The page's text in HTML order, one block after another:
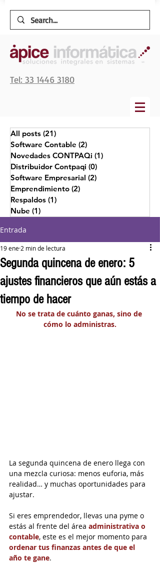
Tel: 33 1446 3180
All posts (21)
Software Contable (2)
Novedades CONTPAQi (1)
Distribuidor Contpaqi (0)
Software Empresarial (2)
Emprendimiento (2)
Respaldos (1)
Nube (1)
Entrada
Segunda quincena de enero: 5
ajustes financieros que aún estás a
tiempo de hacer
19 ene 2 min de lectura
No se trata de cuánto ganas, sino de
cómo lo administras.
La segunda quincena de enero llega con
una mezcla curiosa: menos euforia, más
realidad… y muchas oportunidades para
ajustar.
Si eres emprendedor, llevas una pyme o
estás al frente del área administrativa o
contable, este es el mejor momento para
ordenar tus finanzas antes de que el
año te gane.